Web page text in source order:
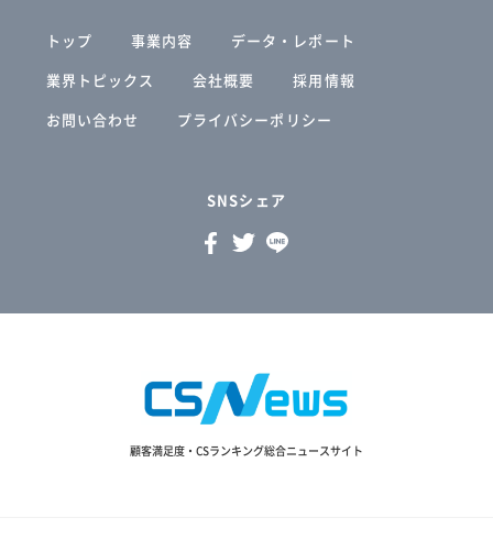
トップ 事業内容
データ・レポート
業界トピックス
会社概要
採用情報
お問い合わせ
プライバシーポリシー
SNSシェア
顧客満足度・CSランキング総合ニュースサイト